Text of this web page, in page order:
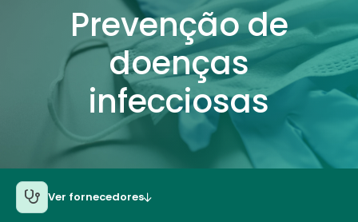
Prevenção de
doenças
infecciosas
Ver fornecedores